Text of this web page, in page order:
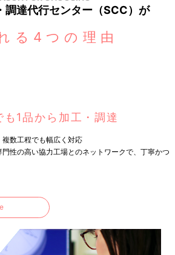
調達代行センター（SCC）が
る4つの理由
も1品から加工・調達
複数工程でも幅広く対応
門性の高い協力工場とのネットワークで、丁寧かつ